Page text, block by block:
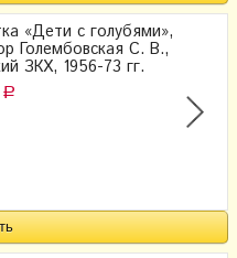
«Дети с голубями»,
Голембовская С. В.,
ЗКХ, 1956-73 гг.
Р